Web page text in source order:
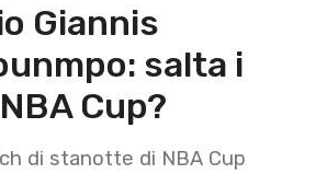
Giannis
salta i
Cup?
di stanotte di NBA Cup